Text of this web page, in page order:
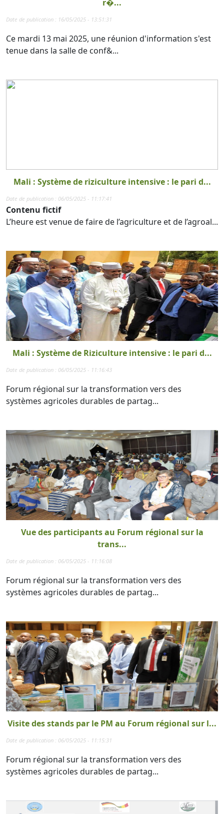
r�...
Date de publication : 16/05/2025 - 13:51:31
Ce mardi 13 mai 2025, une réunion d'information s'est
tenue dans la salle de conf&...
Mali : Système de riziculture intensive : le pari d...
Date de publication : 06/05/2025 - 11:17:41
Contenu fictif
L’heure est venue de faire de l’agriculture et de l’agroal...
Mali : Système de Riziculture intensive : le pari d...
Date de publication : 06/05/2025 - 11:16:43
Forum régional sur la transformation vers des
systèmes agricoles durables de partag...
Vue des participants au Forum régional sur la
trans...
Date de publication : 06/05/2025 - 11:16:08
Forum régional sur la transformation vers des
systèmes agricoles durables de partag...
Visite des stands par le PM au Forum régional sur l...
Date de publication : 06/05/2025 - 11:15:31
Forum régional sur la transformation vers des
systèmes agricoles durables de partag...